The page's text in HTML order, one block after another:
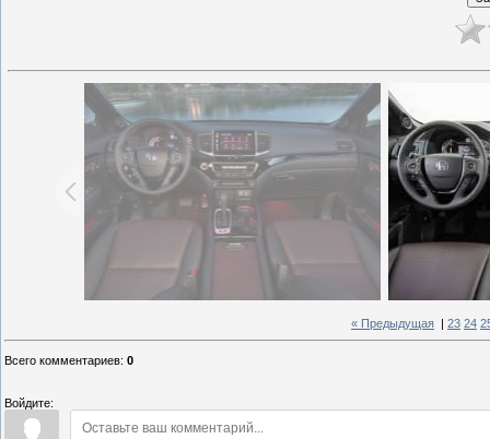
« Предыдущая 23 24
Всего комментариев: 0
Войдите: